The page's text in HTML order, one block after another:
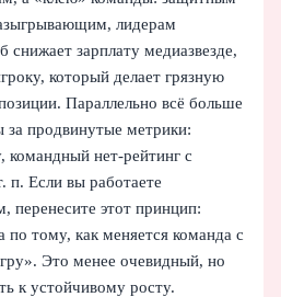
лидерам
снижает зарплату медиазвезде,
который делает грязную
Параллельно всё больше
за продвинутые метрики:
командный нет-рейтинг с
п. Если вы работаете
перенесите этот принцип:
по тому, как меняется команда с
Это менее очевидный, но
к устойчивому росту.